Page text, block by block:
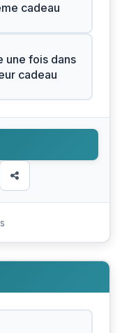
cadeau
une fois dans
cadeau